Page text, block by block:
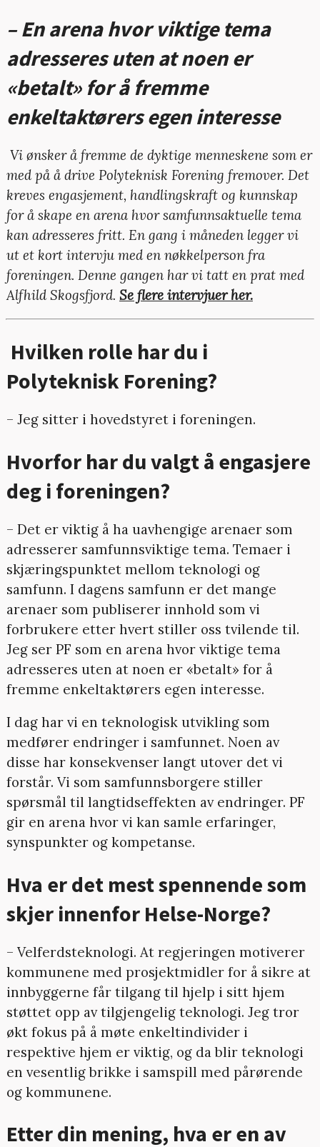
– En arena hvor viktige tema
adresseres uten at noen er
«betalt» for å fremme
enkeltaktørers egen interesse
Vi ønsker å fremme de dyktige menneskene som er
med på å drive Polyteknisk Forening fremover. Det
kreves engasjement, handlingskraft og kunnskap
for å skape en arena hvor samfunnsaktuelle tema
kan adresseres fritt. En gang i måneden legger vi
ut et kort intervju med en nøkkelperson fra
foreningen. Denne gangen har vi tatt en prat med
Alfhild Skogsfjord. Se flere intervjuer her.
Hvilken rolle har du i
Polyteknisk Forening?
– Jeg sitter i hovedstyret i foreningen.
Hvorfor har du valgt å engasjere
deg i foreningen?
– Det er viktig å ha uavhengige arenaer som
adresserer samfunnsviktige tema. Temaer i
skjæringspunktet mellom teknologi og
samfunn. I dagens samfunn er det mange
arenaer som publiserer innhold som vi
forbrukere etter hvert stiller oss tvilende til.
Jeg ser PF som en arena hvor viktige tema
adresseres uten at noen er «betalt» for å
fremme enkeltaktørers egen interesse.
I dag har vi en teknologisk utvikling som
medfører endringer i samfunnet. Noen av
disse har konsekvenser langt utover det vi
forstår. Vi som samfunnsborgere stiller
spørsmål til langtidseffekten av endringer. PF
gir en arena hvor vi kan samle erfaringer,
synspunkter og kompetanse.
Hva er det mest spennende som
skjer innenfor Helse-Norge?
– Velferdsteknologi. At regjeringen motiverer
kommunene med prosjektmidler for å sikre at
innbyggerne får tilgang til hjelp i sitt hjem
støttet opp av tilgjengelig teknologi. Jeg tror
økt fokus på å møte enkeltindivider i
respektive hjem er viktig, og da blir teknologi
en vesentlig brikke i samspill med pårørende
og kommunene.
Etter din mening, hva er en av